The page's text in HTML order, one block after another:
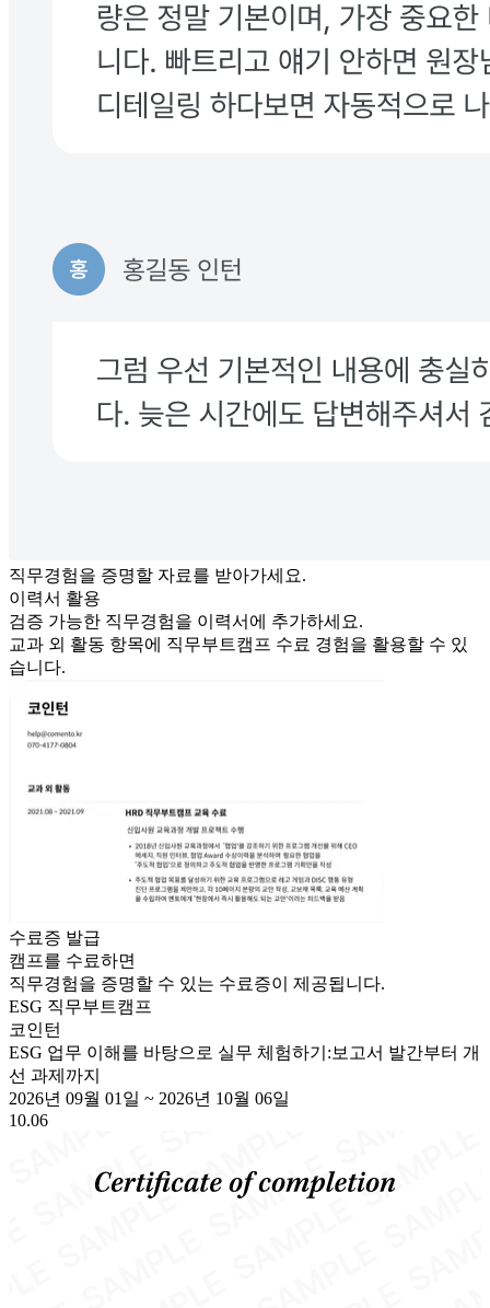
직무경험을 증명할 자료를 받아가세요.
이력서 활용
검증 가능한 직무경험을 이력서에 추가하세요.
교과 외 활동 항목에 직무부트캠프 수료 경험을 활용할 수 있
습니다.
수료증 발급
캠프를 수료하면
직무경험을 증명할 수 있는 수료증이 제공됩니다.
ESG 직무부트캠프
코인턴
ESG 업무 이해를 바탕으로 실무 체험하기:보고서 발간부터 개
선 과제까지
2026년 09월 01일 ~ 2026년 10월 06일
10.06